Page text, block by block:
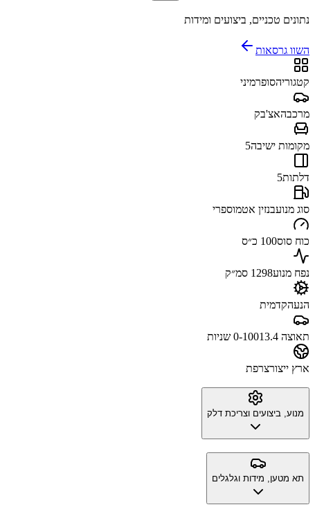
נתונים טכניים, ביצועים ומידות
השוו גרסאות
קטגוריהסופרמיני
מרכבהאצ'בק
מקומות ישיבה5
דלתות5
סוג מנועבנזין אטמוספרי
כוח סוס100 כ״ס
נפח מנוע1298 סמ״ק
הנעהקדמית
תאוצה 0-100 13.4 שניות
ארץ ייצורצרפת
מנוע, ביצועים וצריכת דלק
תא מטען, מידות וגלגלים